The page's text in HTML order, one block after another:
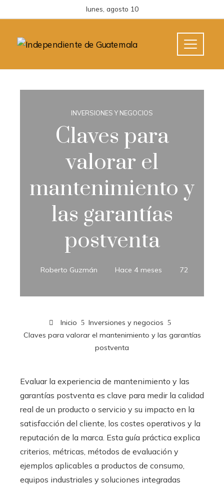
lunes, agosto 10
INVERSIONES Y NEGOCIOS
Claves para
valorar el
mantenimiento y
las garantías
postventa
Roberto Guzmán Hace 4 meses 72
Inicio
Inversiones y negocios
Claves para valorar el mantenimiento y las garantías
postventa
Evaluar la experiencia de mantenimiento y las
garantías postventa es clave para medir la calidad
real de un producto o servicio y su impacto en la
satisfacción del cliente, los costes operativos y la
reputación de la marca. Esta guía práctica explica
criterios, métricas, métodos de evaluación y
ejemplos aplicables a productos de consumo,
equipos industriales y soluciones integradas